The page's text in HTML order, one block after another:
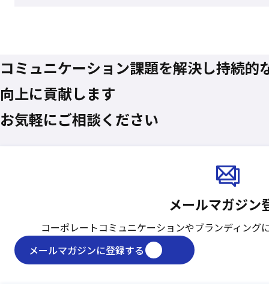
コミュニケーション課題を解決し持続的
向上に貢献します
お気軽にご相談ください
メールマガジン
コーポレートコミュニケーションやブランディング
メールマガジンに登録する